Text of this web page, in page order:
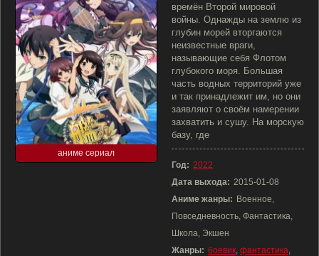
аниме сериал
времён Второй мировой
войны. Однажды на землю из
глубин морей вторгаются
неизвестные враги,
называющие себя Флотом
глубокого моря. Большая
часть водных территорий уже
и так принадлежит им, но они
заявляют о своём намерении
захватить и сушу. На морскую
базу, где
Год: 2022
Дата выхода: 2015-01-08
Аниме жанры: Военное,
Повседневность, Фантастика,
Школа, Экшен
Жанры: боевик, фантастика,